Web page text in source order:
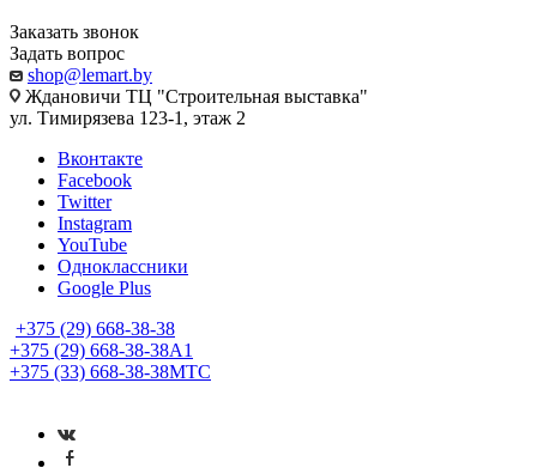
Заказать звонок
Задать вопрос
shop@lemart.by
Ждановичи ТЦ "Строительная выставка"
ул. Тимирязева 123-1, этаж 2
Вконтакте
Facebook
Twitter
Instagram
YouTube
Одноклассники
Google Plus
+375 (29) 668-38-38
+375 (29) 668-38-38A1
+375 (33) 668-38-38МТС